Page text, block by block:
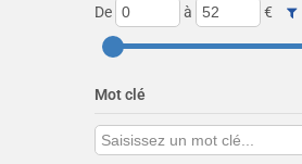
De à €
Mot clé